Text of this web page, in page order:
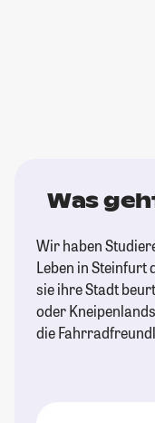
Was
Wir haben
Leben in Steinfurt
sie ihre Stadt
oder
die